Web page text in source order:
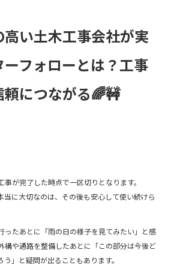
い土木工事会社が実
フォローとは？工事
につながる🌈🚧
が完了した時点で一区切りとなります。
当に大切なのは、その後も安心して使い続けら
ったあとに「雨の日の様子を見てみたい」と感
構や通路を整備したあとに「この部分は今後ど
」と疑問が出ることもあります。